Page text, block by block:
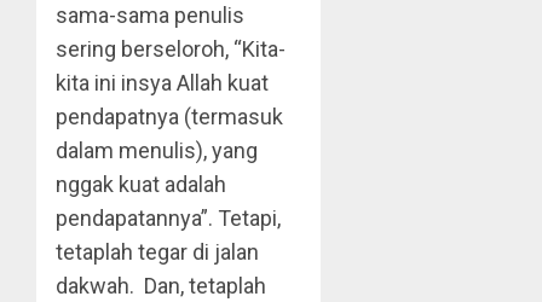
sama-sama penulis
sering berseloroh, “Kita-
kita ini insya Allah kuat
pendapatnya (termasuk
dalam menulis), yang
nggak kuat adalah
pendapatannya”. Tetapi,
tetaplah tegar di jalan
dakwah. Dan, tetaplah